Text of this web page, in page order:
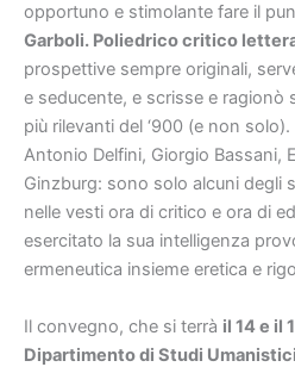
opportuno e stimolante fare il
Garboli. Poliedrico critico
prospettive sempre originali,
e seducente, e scrisse e ragionò
più rilevanti del ‘900 (e non
Antonio Delfini, Giorgio Bassani,
Ginzburg: sono solo alcuni degli
nelle vesti ora di critico e ora di
esercitato la sua intelligenza
ermeneutica insieme eretica e
Il convegno, che si terrà il 14 e il
Dipartimento di Studi Umanistici